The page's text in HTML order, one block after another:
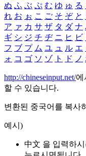
ぬ ふ ぶ ぷ む ゆ ゅ る
れ お ぉ こ ご そ ぞ と
ア ァ カ サ ザ タ ダ ナ
ギ シ ジ チ ヂ ニ ヒ ビ
フ ブ プ ム ユ ュ ル エ
ォ コ ゴ ソ ゾ ト ド ノ
http://chineseinput.net/에
할 수 있습니다.
변환된 중국어를 복사
예시)
中文 을 입력하시